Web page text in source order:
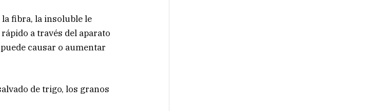
fibra, la insoluble le
a través del aparato
causar o aumentar
de trigo, los granos